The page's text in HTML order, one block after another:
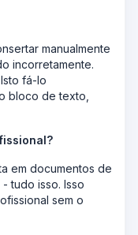
manualmente
incorretamente.
fá-lo
bloco de texto,
em documentos de
tudo isso. Isso
sem o